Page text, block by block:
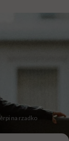
na rzadko